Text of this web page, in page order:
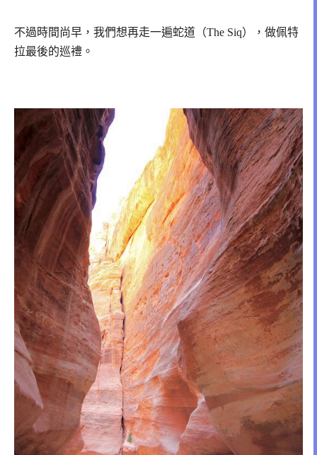
不過時間尚早，我們想再走一遍蛇道（The Siq），做佩特
拉最後的巡禮。